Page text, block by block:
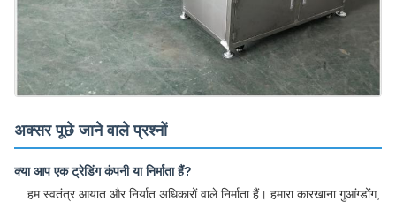
अक्सर पूछे जाने वाले प्रश्नों
क्या आप एक ट्रेडिंग कंपनी या निर्माता हैं?
हम स्वतंत्र आयात और निर्यात अधिकारों वाले निर्माता हैं। हमारा कारखाना गुआंग्डोंग,